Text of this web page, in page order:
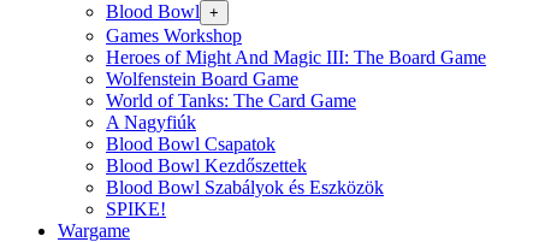
Blood Bowl +
Games Workshop
Heroes of Might And Magic III: The Board Game
Wolfenstein Board Game
World of Tanks: The Card Game
A Nagyfiúk
Blood Bowl Csapatok
Blood Bowl Kezdőszettek
Blood Bowl Szabályok és Eszközök
SPIKE!
Wargame